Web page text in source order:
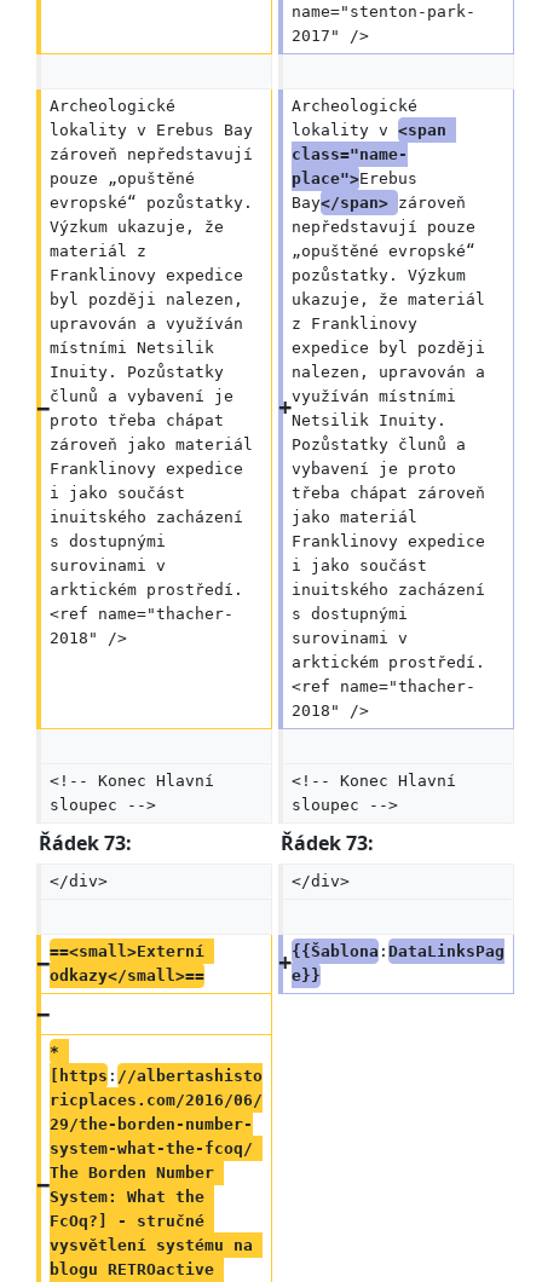
name="stenton-park-
2017" />
Archeologické
lokality v Erebus Bay
zároveň nepředstavují
pouze „opuštěné
evropské“ pozůstatky.
Výzkum ukazuje, že
materiál z
Franklinovy expedice
byl později nalezen,
upravován a využíván
místními Netsilik
Inuity. Pozůstatky
člunů a vybavení je
proto třeba chápat
zároveň jako materiál
Franklinovy expedice
i jako součást
inuitského zacházení
s dostupnými
surovinami v
arktickém prostředí.
<ref name="thacher-
2018" />
Archeologické
lokality v <span
class="name-
place">Erebus
Bay</span> zároveň
nepředstavují pouze
„opuštěné evropské“
pozůstatky. Výzkum
ukazuje, že materiál
z Franklinovy
expedice byl později
nalezen, upravován a
využíván místními
Netsilik Inuity.
Pozůstatky člunů a
vybavení je proto
třeba chápat zároveň
jako materiál
Franklinovy expedice
i jako součást
inuitského zacházení
s dostupnými
surovinami v
arktickém prostředí.
<ref name="thacher-
2018" />
<!-- Konec Hlavní
sloupec -->
<!-- Konec Hlavní
sloupec -->
Řádek 73: Řádek 73:
</div> </div>
==<small>Externí
odkazy</small>==
{{Šablona : DataLinksPag
e}}
*
[https : //albertashisto
ricplaces.com/2016/06/
29/the-borden-number-
system-what-the-fcoq/
The Borden Number
System: What the
FcOq?] - stručné
vysvětlení systému na
blogu RETROactive